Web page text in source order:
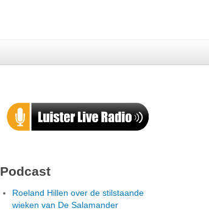
Podcast
Roeland Hillen over de stilstaande
wieken van De Salamander